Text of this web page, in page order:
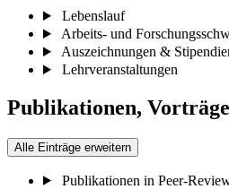
Lebenslauf
Arbeits- und
Auszeichnungen &
Lehrveranstaltungen
Publikationen,
Alle Einträge erweitern
Publikationen in Peer-